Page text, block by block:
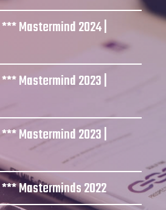
Mastermind 2024 |
Mastermind 2023 |
Mastermind 2023 |
Masterminds 2022